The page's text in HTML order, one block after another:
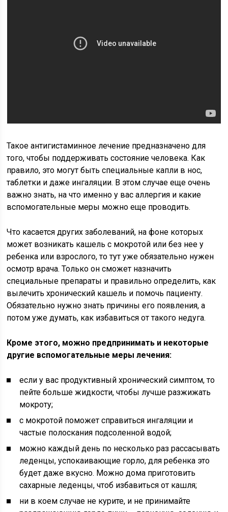
Такое антигистаминное лечение предназначено для
того, чтобы поддерживать состояние человека. Как
правило, это могут быть специальные капли в нос,
таблетки и даже ингаляции. В этом случае еще очень
важно знать, на что именно у вас аллергия и какие
вспомогательные меры можно еще проводить.
Что касается других заболеваний, на фоне которых
может возникать кашель с мокротой или без нее у
ребенка или взрослого, то тут уже обязательно нужен
осмотр врача. Только он сможет назначить
специальные препараты и правильно определить, как
вылечить хронический кашель и помочь пациенту.
Обязательно нужно знать причины его появления, а
потом уже думать, как избавиться от такого недуга.
Кроме этого, можно предпринимать и некоторые
другие вспомогательные меры лечения:
если у вас продуктивный хронический симптом, то
пейте больше жидкости, чтобы лучше разжижать
мокроту;
с мокротой поможет справиться ингаляции и
частые полоскания подсоленной водой;
можно каждый день по несколько раз рассасывать
леденцы, успокаивающие горло, для ребенка это
будет даже вкусно. Можно дома приготовить
сахарные леденцы, чтоб избавиться от кашля;
ни в коем случае не курите, и не принимайте